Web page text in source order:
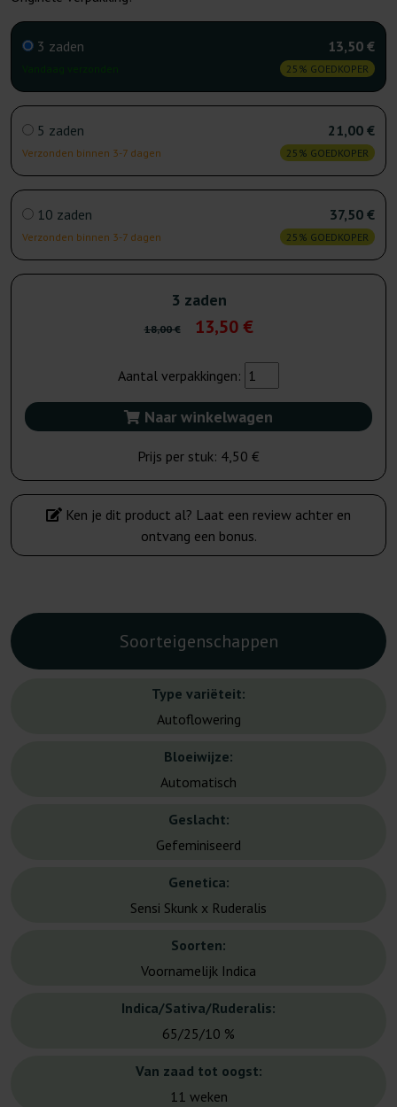
3 zaden 13,50 €
25% GOEDKOPER
5 zaden
Verzonden binnen 3-7 dagen
21,00 €
25% GOEDKOPER
10 zaden
Verzonden binnen 3-7 dagen
37,50 €
25% GOEDKOPER
3 zaden
18,00 € 13,50 €
Aantal verpakkingen:
Naar winkelwagen
Prijs per stuk: 4,50 €
Ken je dit product al? Laat een review achter en
ontvang een bonus.
Soorteigenschappen
Type variëteit:
Autoflowering
Bloeiwijze:
Automatisch
Geslacht:
Gefeminiseerd
Genetica:
Sensi Skunk x Ruderalis
Soorten:
Voornamelijk Indica
Indica/Sativa/Ruderalis:
65/25/10 %
Van zaad tot oogst:
11 weken